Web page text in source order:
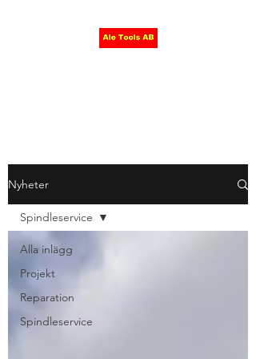
Nyheter
Alla inlägg
Projekt
Reparation
Spindleservice
Spindleservice